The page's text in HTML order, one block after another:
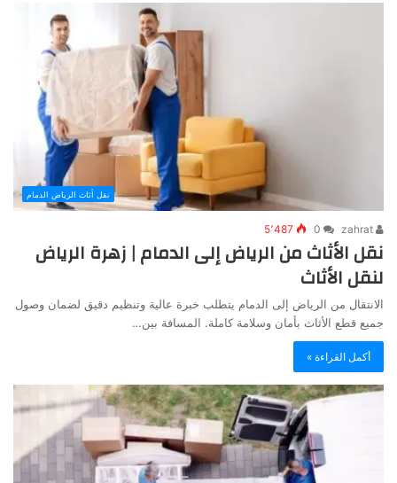
نقل أثاث الرياض الدمام
0 5٬487
نقل الأثاث من الرياض إلى الدمام | زهرة الرياض
لنقل الأثاث
الانتقال من الرياض إلى الدمام يتطلب خبرة عالية وتنظيم دقيق لضمان وصول
جميع قطع الأثاث بأمان وسلامة كاملة. المسافة بين…
أكمل القراءة »